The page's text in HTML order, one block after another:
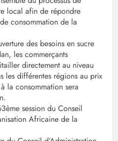
local afin de répondre
consommation de la
des besoins en sucre
les commerçants
directement au niveau
les différentes régions au prix
la consommation sera
session du Conseil
Africaine de la